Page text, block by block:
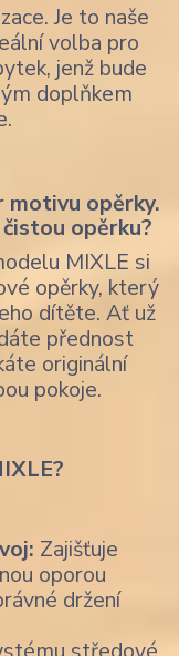
Je to naše
volba pro
jenž bude
doplňkem
opěrky.
opěrku?
MIXLE si
opěrky, který
dítěte. Ať už
přednost
originální
pokoje.
Zajišťuje
oporou
držení